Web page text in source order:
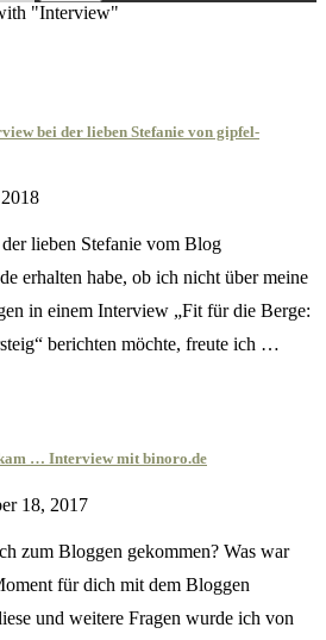
"Interview"
bei der lieben Stefanie von gipfel-
lieben Stefanie vom Blog
erhalten habe, ob ich nicht über meine
in einem Interview „Fit für die Berge:
berichten möchte, freute ich …
… Interview mit binoro.de
18, 2017
zum Bloggen gekommen? Was war
für dich mit dem Bloggen
und weitere Fragen wurde ich von